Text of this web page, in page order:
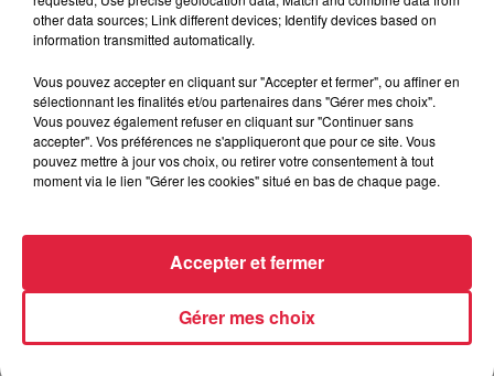
other data sources; Link different devices; Identify devices based on
information transmitted automatically.
Vous pouvez accepter en cliquant sur "Accepter et fermer", ou affiner en
sélectionnant les finalités et/ou partenaires dans "Gérer mes choix".
Vous pouvez également refuser en cliquant sur "Continuer sans
accepter". Vos préférences ne s'appliqueront que pour ce site. Vous
pouvez mettre à jour vos choix, ou retirer votre consentement à tout
moment via le lien "Gérer les cookies" situé en bas de chaque page.
Gérer mes choix
Accepter et fermer